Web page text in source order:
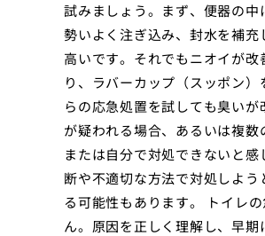
試みましょう。まず、便器の
勢いよく注ぎ込み、封水を補
高いです。それでもニオイが
り、ラバーカップ（スッポン
らの応急処置を試しても臭い
が疑われる場合、あるいは複
または自分で対処できないと
断や不適切な方法で対処しよ
る可能性もあります。 トイレ
ん。原因を正しく理解し、早